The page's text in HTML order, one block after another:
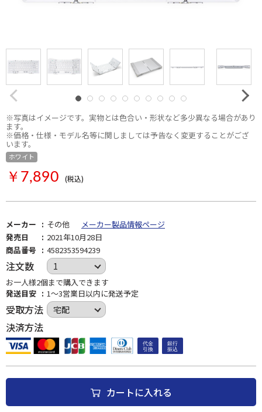
※写真はイメージです。実物とは色合い・形状など多少異なる場合があり
ます。
※価格・仕様・モデル名等に関しましては予告なく変更することがござ
います。
ホワイト
￥7,890 (税込)
メーカー その他
メーカー製品情報ページ
発売日
2021年10月28日
商品番号
4582353594239
注文数
お一人様2個まで購入できます
発送目安
1～3営業日以内に発送予定
受取方法
決済方法
カートに入れる